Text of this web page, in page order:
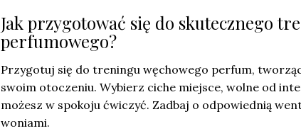
Jak przygotować się do skutecznego
perfumowego?
Przygotuj się do treningu węchowego perfum,
swoim otoczeniu. Wybierz ciche miejsce, wolne od
możesz w spokoju ćwiczyć. Zadbaj o odpowiednią
woniami.